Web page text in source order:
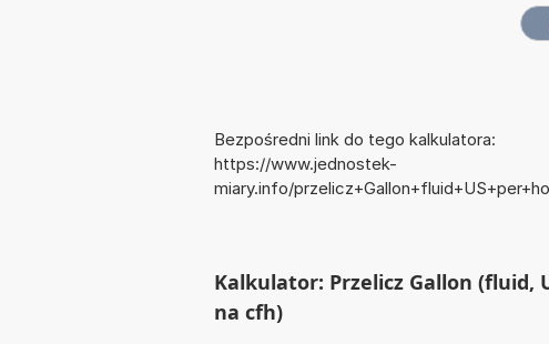
Bezpośredni link do tego kalkulatora:
https://www.jednostek-
miary.info/
Kalkulator: Przelicz Gallon (fluid,
na cfh)